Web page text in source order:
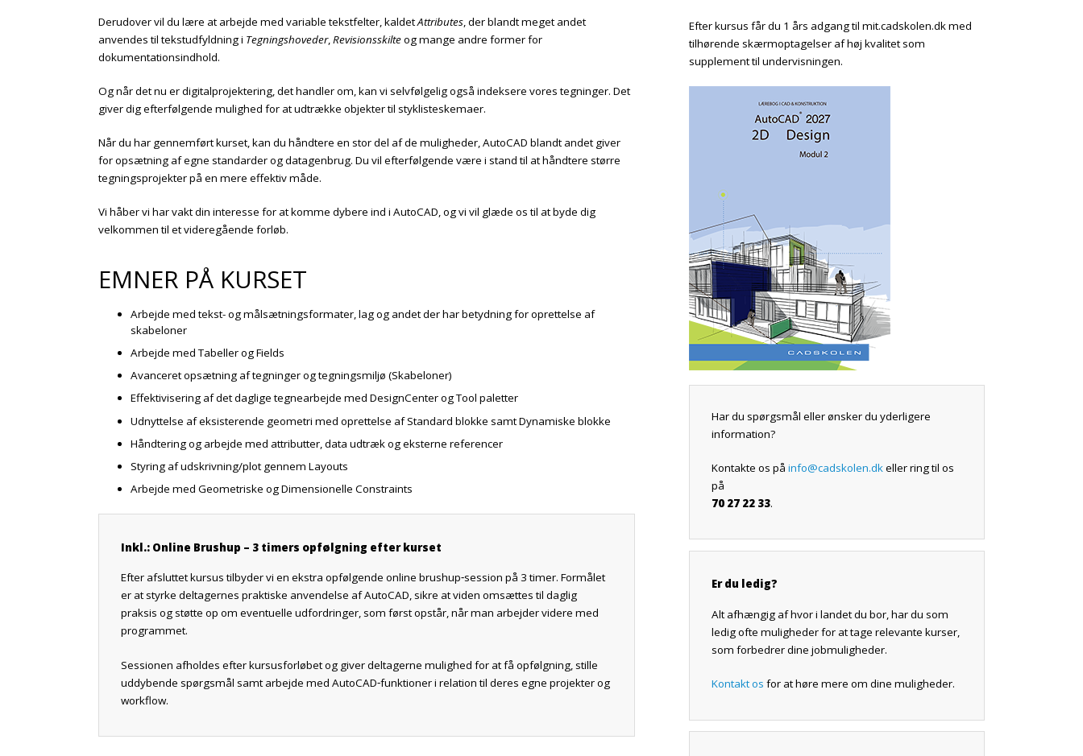
Derudover vil du lære at arbejde med variable tekstfelter, kaldetAttributes, der blandt meget andet
anvendes til tekstudfyldning i Tegningshoveder,Revisionsskilteog mange andre former for
dokumentationsindhold.
Og når det nu er digitalprojektering, det handler om, kan vi selvfølgelig også indeksere vores tegninger. Det
giver dig efterfølgende mulighed for at udtrække objekter til styklisteskemaer.
Når du har gennemført kurset, kan du håndtere en stor del af de muligheder, AutoCAD blandt andet giver
for opsætning af egne standarder og datagenbrug. Du vil efterfølgende være i stand til at håndtere større
tegningsprojekter på en mere effektiv måde.
Vi håber vi har vakt din interesse for at komme dybere ind i AutoCAD, og vi vil glæde os til at byde dig
velkommen til et videregående forløb.
EMNER PÅ KURSET
Arbejde med tekst- og målsætningsformater, lag og andet der har betydning for oprettelse af
skabeloner
Arbejde med Tabeller og Fields
Avanceret opsætning af tegninger og tegningsmiljø (Skabeloner)
Effektivisering af det daglige tegnearbejde med DesignCenter og Tool paletter
Udnyttelse af eksisterende geometri med oprettelse af Standard blokke samt Dynamiske blokke
Håndtering og arbejde med attributter, data udtræk og eksterne referencer
Styring af udskrivning/plot gennem Layouts
Arbejde med Geometriske og Dimensionelle Constraints
Inkl.: Online Brushup – 3 timers opfølgning efter kurset
Efter afsluttet kursus tilbyder vi en ekstra opfølgende online brushup‑session på 3 timer. Formålet
er at styrke deltagernes praktiske anvendelse af AutoCAD, sikre at viden omsættes til daglig
praksis og støtte op om eventuelle udfordringer, som først opstår, når man arbejder videre med
programmet.
Sessionen afholdes efter kursusforløbet og giver deltagerne mulighed for at få opfølgning, stille
uddybende spørgsmål samt arbejde med AutoCAD‑funktioner i relation til deres egne projekter og
workflow.
Efter kursus får du 1 års adgang til mit.cadskolen.dk med
tilhørende skærmoptagelser af høj kvalitet som
supplement til undervisningen.
Har du spørgsmål eller ønsker du yderligere
information?
Kontakte os påinfo@cadskolen.dkeller ring til os
på
70 27 22 33.
Er du ledig?
Alt afhængig af hvor i landet du bor, har du som
ledig ofte muligheder for at tage relevante kurser,
som forbedrer dine jobmuligheder.
Kontakt os for at høre mere om dine muligheder.